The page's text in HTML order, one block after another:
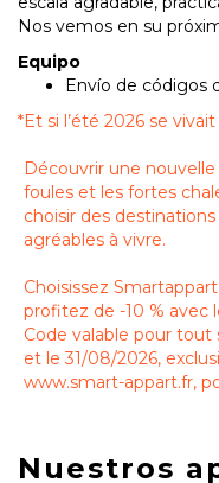
Nos vemos en su
Equipo
Envío de códigos
*Et si l’été 2026 se
Découvrir une
foules et les fortes
choisir des
agréables à vivre.
Choisissez
profitez de -10 % avec
Code valable pour
et le 31/08/2026,
www.smart-appart.fr,
Nuestros